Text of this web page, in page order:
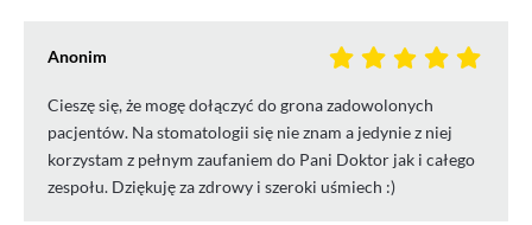
Anonim
Cieszę się, że mogę dołączyć do grona zadowolonych
pacjentów. Na stomatologii się nie znam a jedynie z niej
korzystam z pełnym zaufaniem do Pani Doktor jak i całego
zespołu. Dziękuję za zdrowy i szeroki uśmiech :)